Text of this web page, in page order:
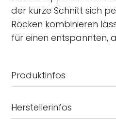
der kurze Schnitt sich
Röcken kombinieren
für einen entspannten,
Produktinfos
Herstellerinfos